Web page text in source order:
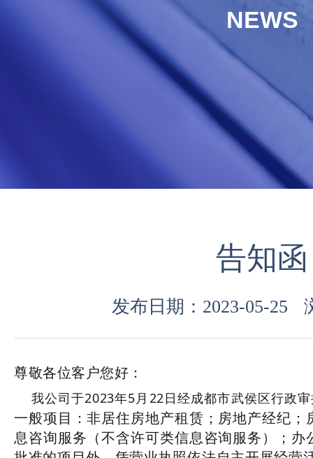
NEWS
告知函
发布日期：2023-05-25
尊敬各位客户您好：
我公司于2023年5月22日经成都市武侯区行政
一般项目：非居住房地产租赁；房地产经纪
息咨询服务（不含许可类信息咨询服务）；